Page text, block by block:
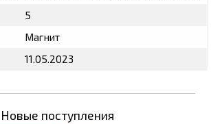
5
Магнит
11.05.2023
Новые поступления